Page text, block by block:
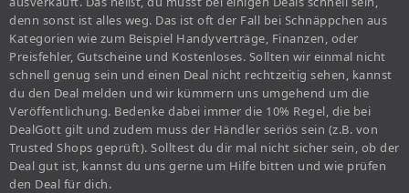
denn sonst ist alles weg. Das ist oft der Fall bei Schnäppchen aus
Kategorien wie zum Beispiel Handyverträge, Finanzen, oder
Preisfehler, Gutscheine und Kostenloses. Sollten wir einmal nicht
schnell genug sein und einen Deal nicht rechtzeitig sehen, kannst
du den Deal melden und wir kümmern uns umgehend um die
Veröffentlichung. Bedenke dabei immer die 10% Regel, die bei
DealGott gilt und zudem muss der Händler seriös sein (z.B. von
Trusted Shops geprüft). Solltest du dir mal nicht sicher sein, ob der
Deal gut ist, kannst du uns gerne um Hilfe bitten und wie prüfen
den Deal für dich.